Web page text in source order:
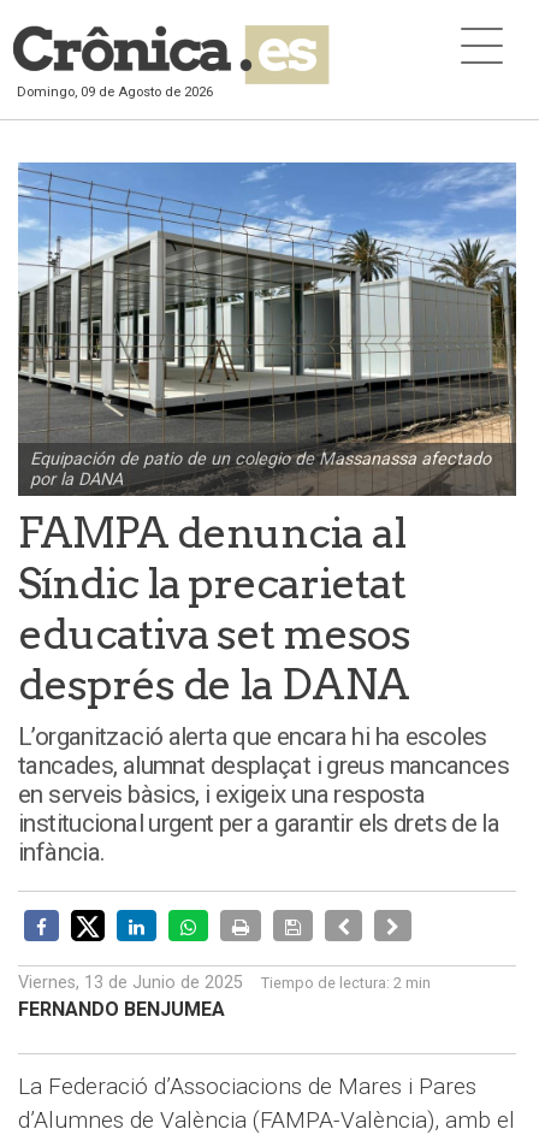
Domingo, 09 de Agosto de 2026
Equipación de patio de un colegio de Massanassa afectado
por la DANA
FAMPA denuncia al
Síndic la precarietat
educativa set mesos
després de la DANA
L’organització alerta que encara hi ha escoles
tancades, alumnat desplaçat i greus mancances
en serveis bàsics, i exigeix una resposta
institucional urgent per a garantir els drets de la
infància.
Viernes, 13 de Junio de 2025 Tiempo de lectura: 2 min
FERNANDO BENJUMEA
La Federació d’Associacions de Mares i Pares
d’Alumnes de València (FAMPA-València), amb el